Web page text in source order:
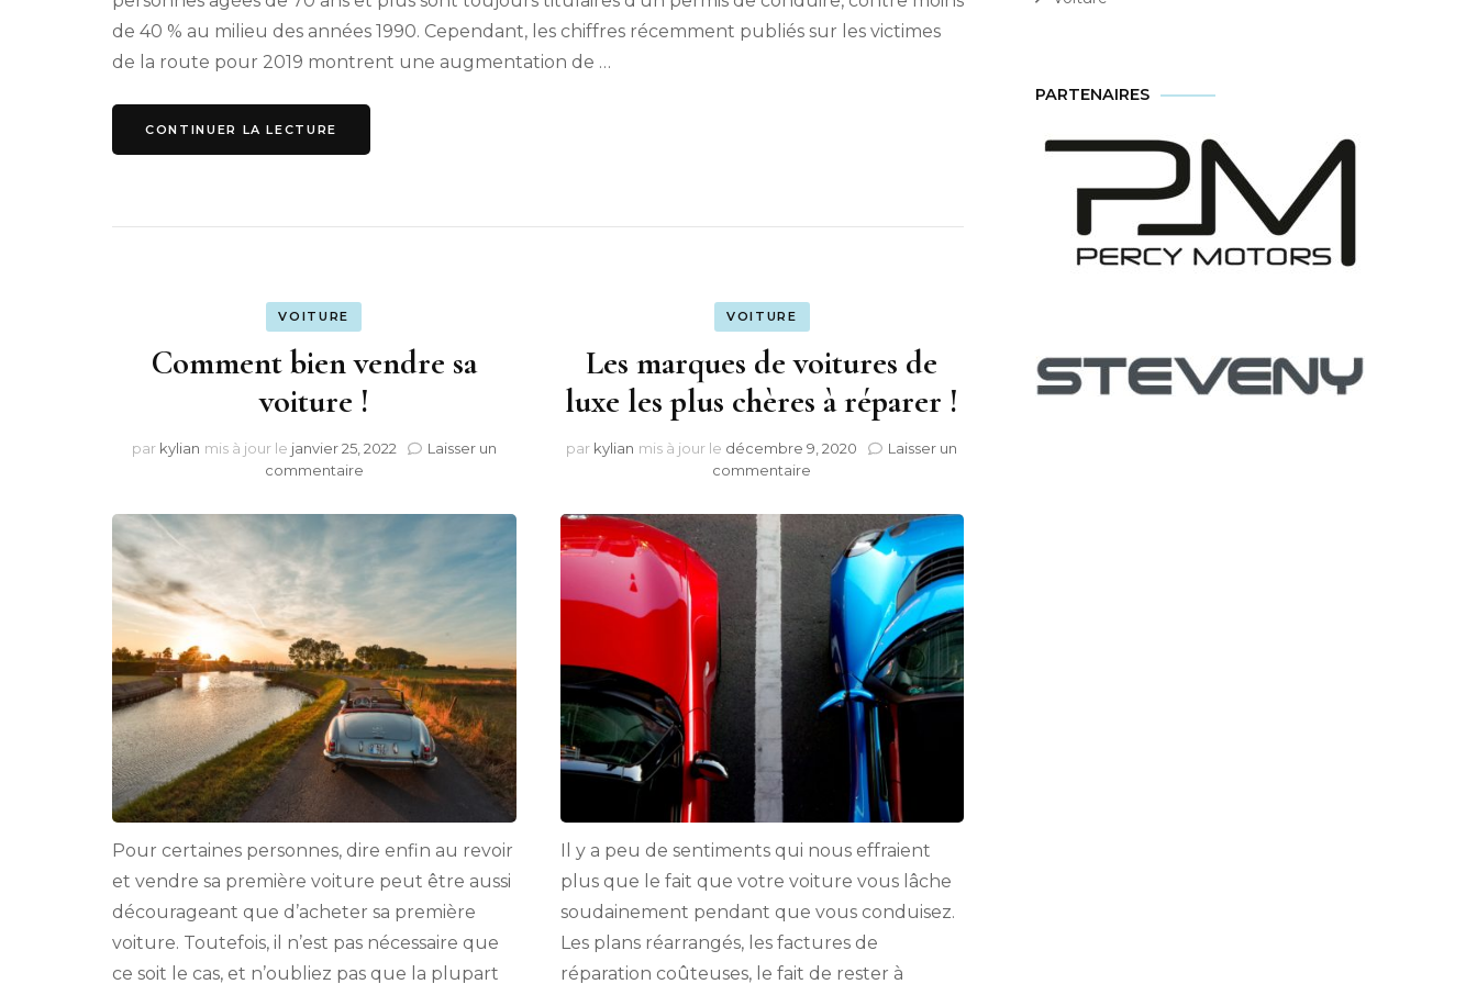
de 40 % au milieu des années 1990. Cependant, les chiffres récemment publiés sur les victimes
de la route pour 2019 montrent une augmentation de …
CONTINUER LA LECTURE
VOITURE
Comment bien vendre sa
voiture !
par kylian mis à jour le janvier 25, 2022
Laisser un
commentairesur
bien
vendre
Pour certaines personnes, dire enfin au revoir
et vendre sa première voiture peut être aussi
décourageant que d’acheter sa première
voiture. Toutefois, il n’est pas nécessaire que
ce soit le cas, et n’oubliez pas que la plupart
VOITURE
Les marques de voitures de
luxe les plus chères à réparer !
par kylian mis à jour le décembre 9, 2020
Laisser un
commentaire
marques
de
voitures
de
luxe
les
plus
chères
réparer
Il y a peu de sentiments qui nous effraient
plus que le fait que votre voiture vous lâche
soudainement pendant que vous conduisez.
Les plans réarrangés, les factures de
réparation coûteuses, le fait de rester à
PARTENAIRES